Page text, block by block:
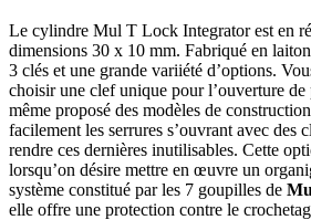
Le cylindre Mul T Lock Integrator est en
dimensions 30 x 10 mm. Fabriqué en
3 clés et une grande variiété d’options.
choisir une clef unique pour l’ouverture de
même proposé des modèles de
facilement les serrures s’ouvrant avec des
rendre ces dernières inutilisables. Cette
lorsqu’on désire mettre en œuvre un
système constitué par les 7 goupilles de
elle offre une protection contre le